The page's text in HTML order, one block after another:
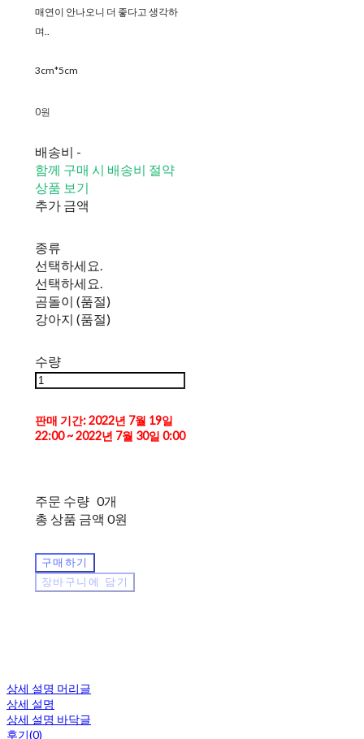
매연이 안나오니 더 좋다고 생각하
며..
3cm*5cm
0원
배송비 -
함께 구매 시 배송비 절약
상품 보기
추가 금액
종류
선택하세요.
선택하세요.
곰돌이 (품절)
강아지 (품절)
수량
판매 기간: 2022년 7월 19일
22:00 ~ 2022년 7월 30일 0:00
주문 수량 0개
총 상품 금액 0원
구매하기
장바구니에 담기
상세 설명 머리글
상세 설명
상세 설명 바닥글
후기(0)